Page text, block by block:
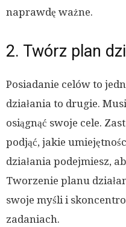
naprawdę ważne.
2. Twórz plan
Posiadanie celów to
działania to drugie.
osiągnąć swoje cele.
podjąć, jakie
działania podejmiesz,
Tworzenie planu
swoje myśli i
zadaniach.